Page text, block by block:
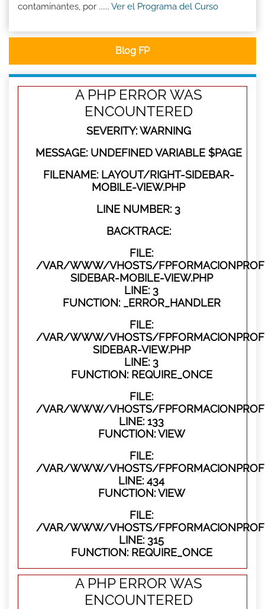
contaminantes, por ...... Ver el Programa del Curso
Blog FP
A PHP ERROR WAS
ENCOUNTERED
SEVERITY: WARNING
MESSAGE: UNDEFINED VARIABLE $PAGE
FILENAME: LAYOUT/RIGHT-SIDEBAR-
MOBILE-VIEW.PHP
LINE NUMBER: 3
BACKTRACE:
FILE:
/VAR/WWW/VHOSTS/
SIDEBAR-MOBILE-VIEW.PHP
LINE: 3
FUNCTION: _ERROR_HANDLER
FILE:
/VAR/WWW/VHOSTS/
SIDEBAR-VIEW.PHP
LINE: 3
FUNCTION: REQUIRE_ONCE
FILE:
/VAR/WWW/VHOSTS/
LINE: 133
FUNCTION: VIEW
FILE:
/VAR/WWW/VHOSTS/
LINE: 434
FUNCTION: VIEW
FILE:
/VAR/WWW/VHOSTS/
LINE: 315
FUNCTION: REQUIRE_ONCE
A PHP ERROR WAS
ENCOUNTERED